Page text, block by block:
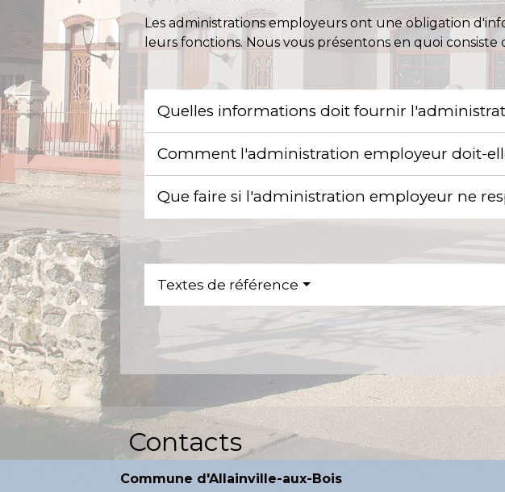
Les administrations employeurs ont une obligation
leurs fonctions. Nous vous présentons en quoi
Quelles informations doit fournir
Comment l'administration employeur doit-
Que faire si l'administration employeur ne
Textes de référence
Contacts
Commune d'Allainville-aux-Bois